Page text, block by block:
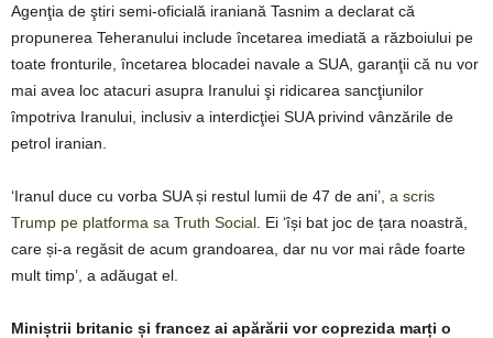
Agenţia de ştiri semi-oficială iraniană Tasnim a declarat că
propunerea Teheranului include încetarea imediată a războiului pe
toate fronturile, încetarea blocadei navale a SUA, garanţii că nu vor
mai avea loc atacuri asupra Iranului şi ridicarea sancţiunilor
împotriva Iranului, inclusiv a interdicţiei SUA privind vânzările de
petrol iranian.
‘Iranul duce cu vorba SUA și restul lumii de 47 de ani’, a scris
Trump pe platforma sa Truth Social . Ei ‘își bat joc de țara noastră,
care și-a regăsit de acum grandoarea, dar nu vor mai râde foarte
mult timp’, a adăugat el.
Miniștrii britanic și francez ai apărării vor coprezida marți o